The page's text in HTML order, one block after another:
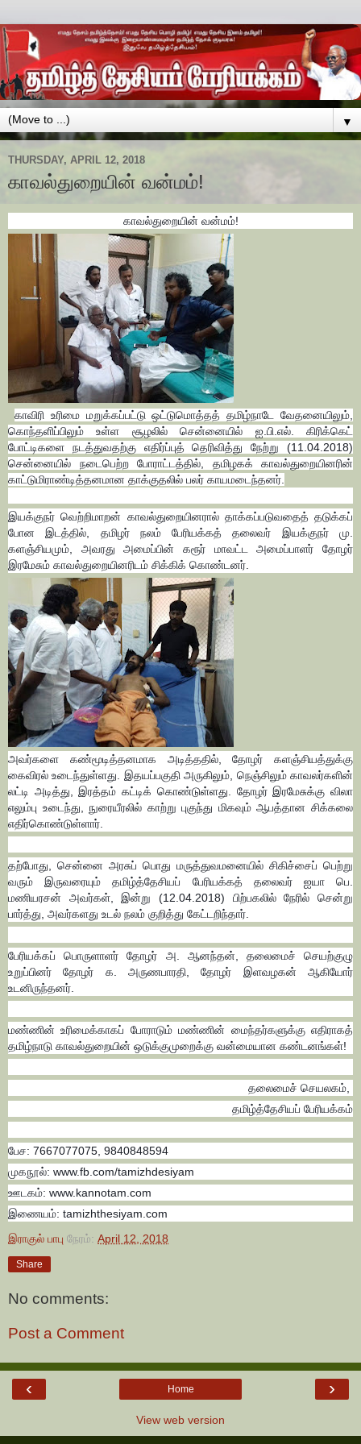
▼
THURSDAY, APRIL 12, 2018
காவல்துறையின் வன்மம்!
காவல்துறையின் வன்மம்!
காவிரி உரிமை மறுக்கப்பட்டு ஒட்டுமொத்தத் தமிழ்நாடே வேதனையிலும்,
கொந்தளிப்பிலும் உள்ள சூழலில் சென்னையில் ஐ.பி.எல். கிரிக்கெட்
போட்டிகளை நடத்துவதற்கு எதிர்ப்புத் தெரிவித்து நேற்று (11.04.2018)
சென்னையில் நடைபெற்ற போராட்டத்தில், தமிழகக் காவல்துறையினரின்
காட்டுமிராண்டித்தனமான தாக்குதலில் பலர் காயமடைந்தனர்.
இயக்குநர் வெற்றிமாறன் காவல்துறையினரால் தாக்கப்படுவதைத் தடுக்கப்
போன இடத்தில், தமிழர் நலம் பேரியக்கத் தலைவர் இயக்குநர் மு.
களஞ்சியமும், அவரது அமைப்பின் கரூர் மாவட்ட அமைப்பாளர் தோழர்
இரமேசும் காவல்துறையினரிடம் சிக்கிக் கொண்டனர்.
அவர்களை கண்மூடித்தனமாக அடித்ததில், தோழர் களஞ்சியத்துக்கு
கைவிரல் உடைந்துள்ளது. இதயப்பகுதி அருகிலும், நெஞ்சிலும் காவலர்களின்
லட்டி அடித்து, இரத்தம் கட்டிக் கொண்டுள்ளது. தோழர் இரமேசுக்கு விலா
எலும்பு உடைந்து, நுரையீரலில் காற்று புகுந்து மிகவும் ஆபத்தான சிக்கலை
எதிர்கொண்டுள்ளார்.
தற்போது, சென்னை அரசுப் பொது மருத்துவமனையில் சிகிச்சைப் பெற்று
வரும் இருவரையும் தமிழ்த்தேசியப் பேரியக்கத் தலைவர் ஐயா பெ.
மணியரசன் அவர்கள், இன்று (12.04.2018) பிற்பகலில் நேரில் சென்று
பார்த்து, அவர்களது உடல் நலம் குறித்து கேட்டறிந்தார்.
பேரியக்கப் பொருளாளர் தோழர் அ. ஆனந்தன், தலைமைச் செயற்குழு
உறுப்பினர் தோழர் க. அருணபாரதி, தோழர் இளவழகன் ஆகியோர்
உடனிருந்தனர்.
மண்ணின் உரிமைக்காகப் போராடும் மண்ணின் மைந்தர்களுக்கு எதிராகத்
தமிழ்நாடு காவல்துறையின் ஒடுக்குமுறைக்கு வன்மையான கண்டனங்கள்!
தலைமைச் செயலகம்,
தமிழ்த்தேசியப் பேரியக்கம்
பேச: 7667077075, 9840848594
முகநூல்: www.fb.com/tamizhdesiyam
ஊடகம்: www.kannotam.com
இணையம்: tamizhthesiyam.com
இராகுல் பாபு நேரம்: April 12, 2018
Share
No comments:
Post a Comment
‹ ›
Home
View web version